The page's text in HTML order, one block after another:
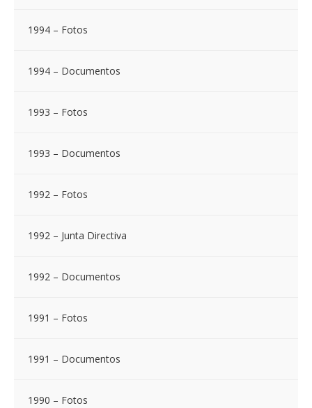
1994 – Fotos
1994 – Documentos
1993 – Fotos
1993 – Documentos
1992 – Fotos
1992 – Junta Directiva
1992 – Documentos
1991 – Fotos
1991 – Documentos
1990 – Fotos